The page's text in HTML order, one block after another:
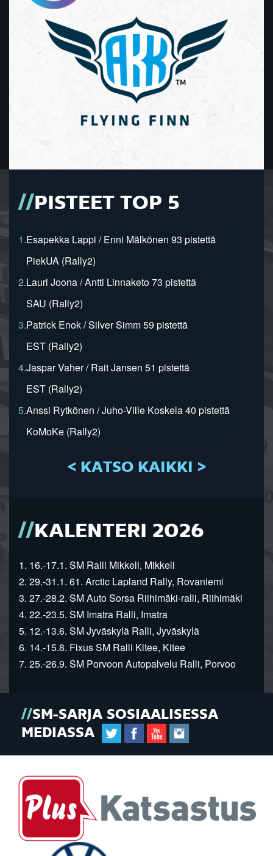
PISTEET TOP 5
1.Esapekka Lappi / Enni Mälkönen 93 pistettä
PiekUA (Rally2)
2.Lauri Joona / Antti Linnaketo 73 pistettä
SAU (Rally2)
3.Patrick Enok / Silver Simm 59 pistettä
EST (Rally2)
4.Jaspar Vaher / Rait Jansen 51 pistettä
EST (Rally2)
5.Anssi Rytkönen / Juho-Ville Koskela 40 pistettä
KoMoKe (Rally2)
< KATSO KAIKKI >
KALENTERI 2026
1. 16.-17.1. SM Ralli Mikkeli, Mikkeli
2. 29.-31.1. 61. Arctic Lapland Rally, Rovaniemi
3. 27.-28.2. SM Auto Sorsa Riihimäki-ralli, Riihimäki
4. 22.-23.5. SM Imatra Ralli, Imatra
5. 12.-13.6. SM Jyväskylä Ralli, Jyväskylä
6. 14.-15.8. Fixus SM Ralli Kitee, Kitee
7. 25.-26.9. SM Porvoon Autopalvelu Ralli, Porvoo
SM-SARJA SOSIAALISESSA
MEDIASSA